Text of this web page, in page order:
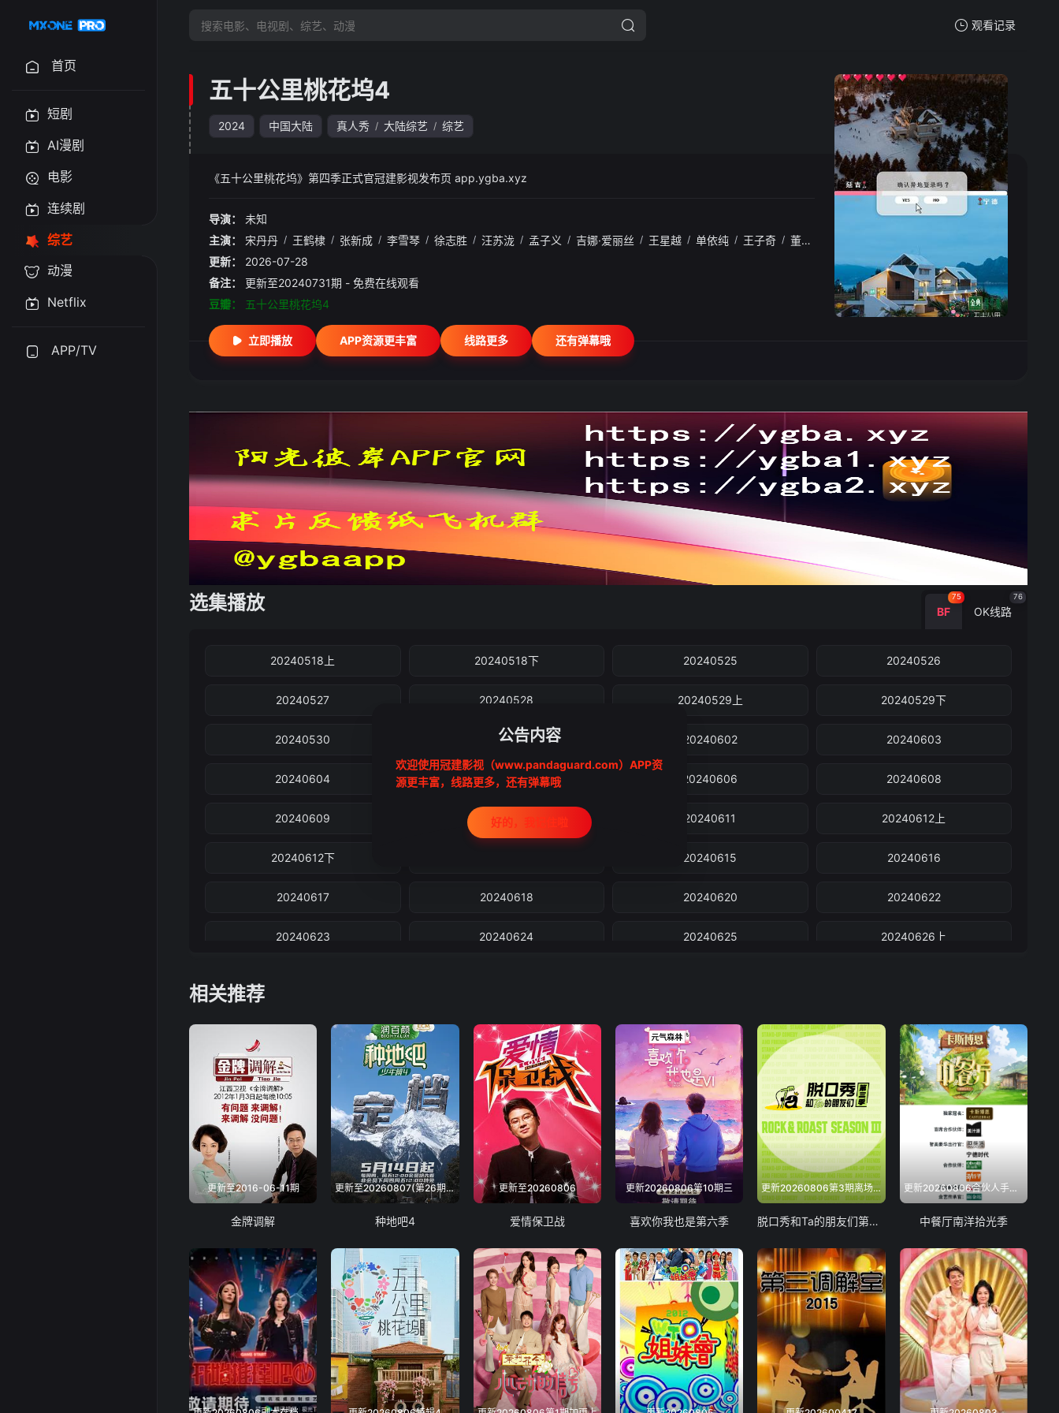
观看记录
暂无观看影片的记录
首页
短剧
AI漫剧
电影
连续剧
综艺
动漫
Netflix
APP/TV
五十公里桃花坞4
2024 中国大陆 真人秀 / 大陆综艺 / 综艺
《五十公里桃花坞》第四季正式官冠建影视发布页 app.ygba.xyz
导演：
未知
主演：
宋丹丹 / 王鹤棣 / 张新成 / 李雪琴 / 徐志胜 / 汪苏泷 / 孟子义 / 吉娜·爱丽丝 / 王星越 / 单依纯 / 王子奇 / 董璇
更新：
2026-07-28
备注：
更新至20240731期 - 免费在线观看
豆瓣：
五十公里桃花坞4
立即播放 APP资源更丰富 线路更多 还有弹幕哦
选集播放 BF
75
OK线路
76
20240518上 20240518下 20240525 20240526
20240527 20240528 20240529上 20240529下
20240530 20240601 20240602 20240603
20240604 20240605 20240606 20240608
20240609 20240610 20240611 20240612上
20240612下 20240615 20240616
20240617 20240618 20240620 20240622
20240623 20240624 20240625 20240626上
20240704 20240706 20240707 20240708
20240709 20240710王子奇 20240710厨神 20240710徐志胜
20240711 20240712 20240713 20240714
20240715 20240716 20240717 650 20240717张新成
20240719加更 20240720 20240721 20240722
20240723 20240724王建国 20240724呼兰 20240724蒋晟
20240725 20240726-650 20240726二傻 20240727
20240728 20240730 20240731
相关推荐
更新至2016-06-11期
金牌调解
更新至20260807(第26期下)
种地吧4
更新至20260806
爱情保卫战
更新20260806第10期三
喜欢你我也是第六季
更新20260806第3期离场之后
脱口秀和Ta的朋友们第三季
更新20260806合伙人手记第8期
中餐厅南洋拾光季
公告内容
欢迎使用冠建影视（www.pandaguard.com）APP资
源更丰富，线路更多，还有弹幕哦
好的，我记住啦